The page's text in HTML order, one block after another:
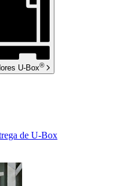
U-Box®
de U-Box